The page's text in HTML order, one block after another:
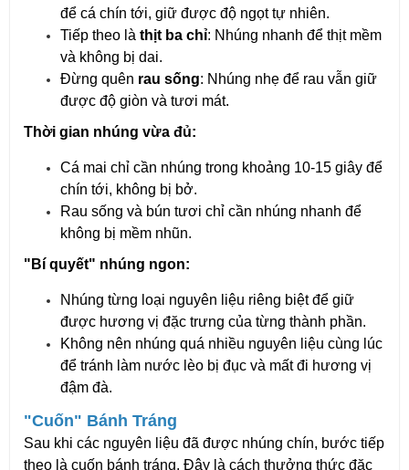
để cá chín tới, giữ được độ ngọt tự nhiên.
Tiếp theo là thịt ba chỉ: Nhúng nhanh để thịt mềm
và không bị dai.
Đừng quên rau sống: Nhúng nhẹ để rau vẫn giữ
được độ giòn và tươi mát.
Thời gian nhúng vừa đủ:
Cá mai chỉ cần nhúng trong khoảng 10-15 giây để
chín tới, không bị bở.
Rau sống và bún tươi chỉ cần nhúng nhanh để
không bị mềm nhũn.
"Bí quyết" nhúng ngon:
Nhúng từng loại nguyên liệu riêng biệt để giữ
được hương vị đặc trưng của từng thành phần.
Không nên nhúng quá nhiều nguyên liệu cùng lúc
để tránh làm nước lèo bị đục và mất đi hương vị
đậm đà.
"Cuốn" Bánh Tráng
Sau khi các nguyên liệu đã được nhúng chín, bước tiếp
theo là cuốn bánh tráng. Đây là cách thưởng thức đặc